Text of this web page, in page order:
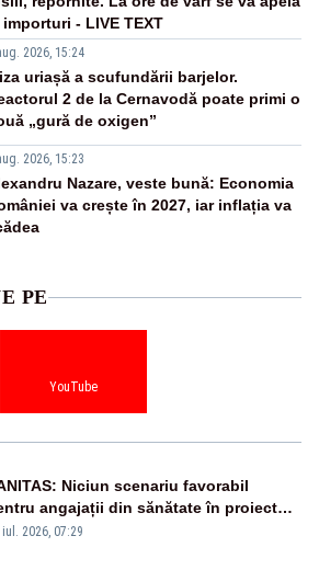
importuri - LIVE TEXT
2026, 15:24
uriașă a scufundării barjelor.
2 de la Cernavodă poate primi o
„gură de oxigen”
2026, 15:23
Nazare, veste bună: Economia
va crește în 2027, iar inflația va
PE
YouTube
Niciun scenariu favorabil
angajații din sănătate în proiectul
salarizării
iul. 2026, 07:29